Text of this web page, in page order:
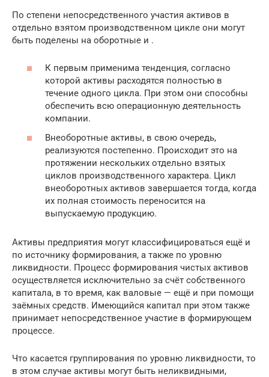
По степени непосредственного участия активов в
отдельно взятом производственном цикле они могут
быть поделены на оборотные и .
К первым применима тенденция, согласно
которой активы расходятся полностью в
течение одного цикла. При этом они способны
обеспечить всю операционную деятельность
компании.
Внеоборотные активы, в свою очередь,
реализуются постепенно. Происходит это на
протяжении нескольких отдельно взятых
циклов производственного характера. Цикл
внеоборотных активов завершается тогда, когда
их полная стоимость переносится на
выпускаемую продукцию.
Активы предприятия могут классифицироваться ещё и
по источнику формирования, а также по уровню
ликвидности. Процесс формирования чистых активов
осуществляется исключительно за счёт собственного
капитала, в то время, как валовые — ещё и при помощи
заёмных средств. Имеющийся капитал при этом также
принимает непосредственное участие в формирующем
процессе.
Что касается группирования по уровню ликвидности, то
в этом случае активы могут быть неликвидными,